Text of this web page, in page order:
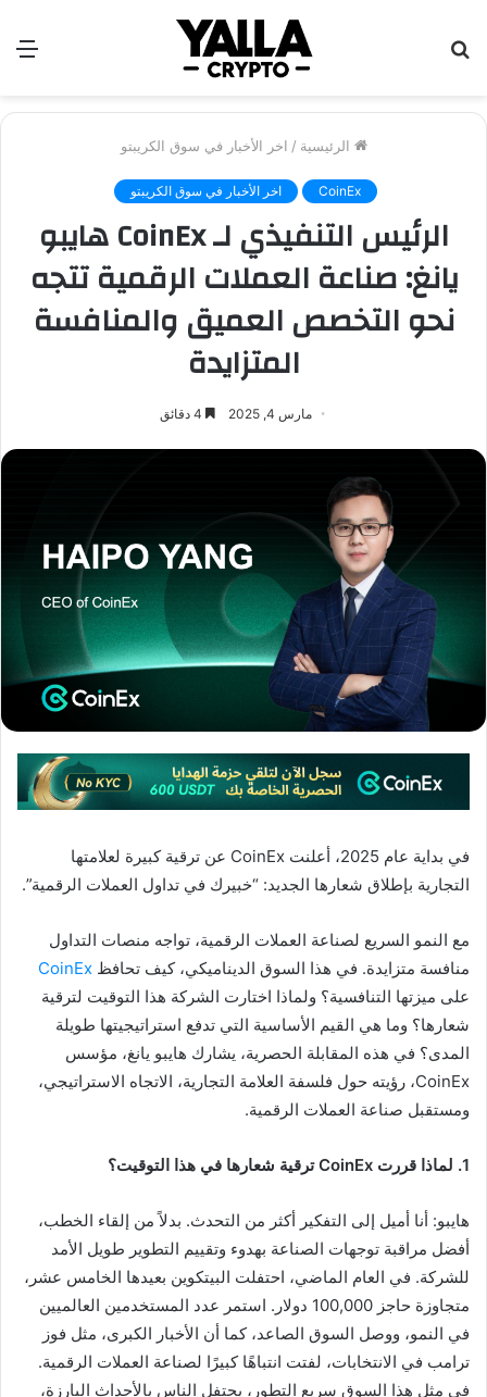
الرئيسية / اخر الأخبار في سوق الكريبتو
CoinEx اخر الأخبار في سوق الكريبتو
الرئيس التنفيذي لـ CoinEx هايبو
يانغ: صناعة العملات الرقمية تتجه
نحو التخصص العميق والمنافسة
المتزايدة
مارس 4, 2025
في بداية عام 2025، أعلنت CoinEx عن ترقية كبيرة لعلامتها
التجارية بإطلاق شعارها الجديد: “خبيرك في تداول العملات الرقمية”.
مع النمو السريع لصناعة العملات الرقمية، تواجه منصات التداول
منافسة متزايدة. في هذا السوق الديناميكي، كيف تحافظ CoinEx
على ميزتها التنافسية؟ ولماذا اختارت الشركة هذا التوقيت لترقية
شعارها؟ وما هي القيم الأساسية التي تدفع استراتيجيتها طويلة
المدى؟ في هذه المقابلة الحصرية، يشارك هايبو يانغ، مؤسس
CoinEx، رؤيته حول فلسفة العلامة التجارية، الاتجاه الاستراتيجي،
ومستقبل صناعة العملات الرقمية.
1. لماذا قررت CoinEx ترقية شعارها في هذا التوقيت؟
هايبو: أنا أميل إلى التفكير أكثر من التحدث. بدلاً من إلقاء الخطب،
أفضل مراقبة توجهات الصناعة بهدوء وتقييم التطوير طويل الأمد
للشركة. في العام الماضي، احتفلت البيتكوين بعيدها الخامس عشر،
متجاوزة حاجز 100,000 دولار. استمر عدد المستخدمين العالميين
في النمو، ووصل السوق الصاعد، كما أن الأخبار الكبرى، مثل فوز
ترامب في الانتخابات، لفتت انتباهًا كبيرًا لصناعة العملات الرقمية.
في مثل هذا السوق سريع التطور، يحتفل الناس بالأحداث البارزة،